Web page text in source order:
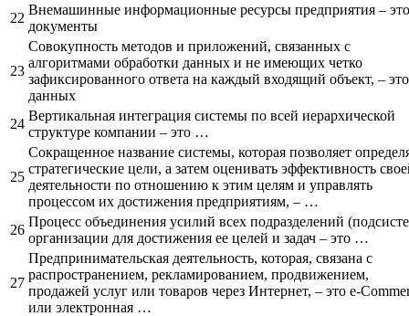
22
Внемашинные информационные ресурсы предприятия –
документы
23
Совокупность методов и приложений, связанных с
алгоритмами обработки данных и не имеющих четко
зафиксированного ответа на каждый входящий объект, –
данных
24
Вертикальная интеграция системы по всей иерархической
структуре компании – это …
25
Сокращенное название системы, которая позволяет
стратегические цели, а затем оценивать эффективность
деятельности по отношению к этим целям и управлять
процессом их достижения предприятиям, – …
26
Процесс объединения усилий всех подразделений
организации для достижения ее целей и задач – это …
27
Предпринимательская деятельность, которая, связана с
распространением, рекламированием, продвижением,
продажей услуг или товаров через Интернет, – это e-
или электронная …